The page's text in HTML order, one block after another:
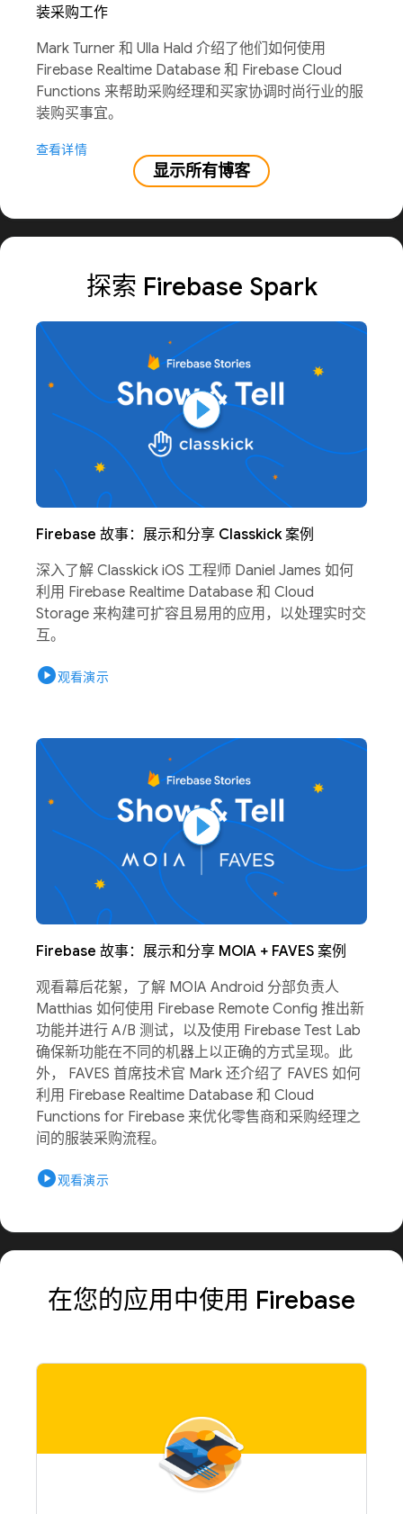
装采购工作
Mark Turner 和 Ulla Hald 介绍了他们如何使用
Firebase Realtime Database 和 Firebase Cloud
Functions 来帮助采购经理和买家协调时尚行业的服
装购买事宜。
查看详情
显示所有博客
探索 Firebase Spark
Firebase 故事：展示和分享 Classkick 案例
深入了解 Classkick iOS 工程师 Daniel James 如何
利用 Firebase Realtime Database 和 Cloud
Storage 来构建可扩容且易用的应用，以处理实时交
互。
play_circle观看演示
Firebase 故事：展示和分享 MOIA + FAVES 案例
观看幕后花絮，了解 MOIA Android 分部负责人
Matthias 如何使用 Firebase Remote Config 推出新
功能并进行 A/B 测试，以及使用 Firebase Test Lab
确保新功能在不同的机器上以正确的方式呈现。此
外， FAVES 首席技术官 Mark 还介绍了 FAVES 如何
利用 Firebase Realtime Database 和 Cloud
Functions for Firebase 来优化零售商和采购经理之
间的服装采购流程。
play_circle观看演示
在您的应用中使用 Firebase